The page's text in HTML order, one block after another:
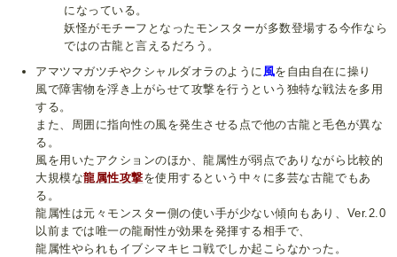
になっている。
妖怪がモチーフとなったモンスターが多数登場する今作なら
ではの古龍と言えるだろう。
アマツマガツチやクシャルダオラのように 風を自由自在に操り
風で障害物を浮き上がらせて攻撃を行うという独特な戦法を多用
する。
また、周囲に指向性の風を発生させる点で他の古龍と毛色が異な
る。
風を用いたアクションのほか、龍属性が弱点でありながら比較的
大規模な龍属性攻撃を使用するという中々に多芸な古龍でもあ
る。
龍属性は元々モンスター側の使い手が少ない傾向もあり、Ver.2.0
以前までは唯一の龍耐性が効果を発揮する相手で、
龍属性やられもイブシマキヒコ戦でしか起こらなかった。